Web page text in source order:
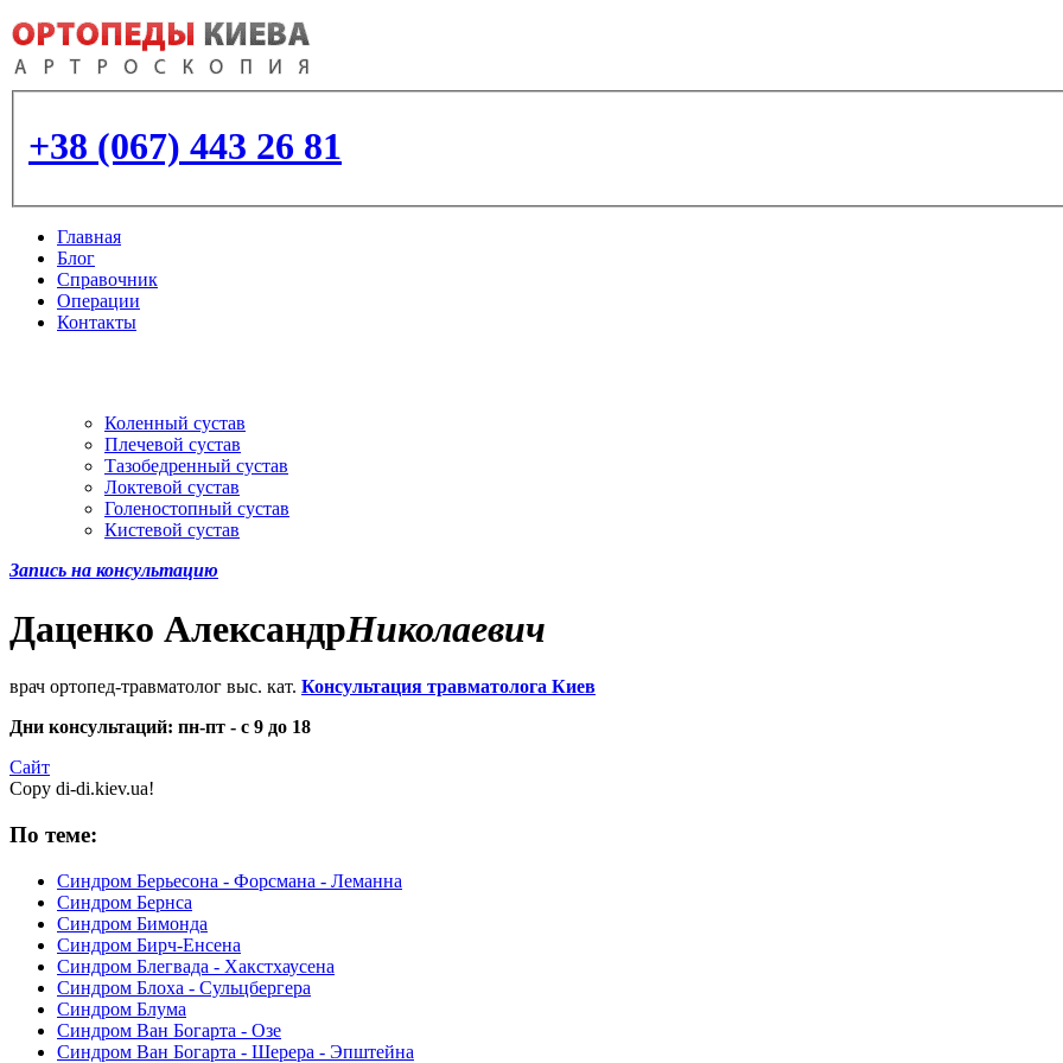
+38 (067) 443 26 81
Главная
Блог
Справочник
Операции
Контакты
Коленный сустав
Плечевой сустав
Тазобедренный сустав
Локтевой сустав
Голеностопный сустав
Кистевой сустав
Запись на консультацию
Даценко АлександрНиколаевич
врач ортопед-травматолог выс. кат. Консультация травматолога Киев
Дни консультаций: пн-пт - с 9 до 18
Сайт
Copy di-di.kiev.ua!
По теме:
Синдром Берьесона - Форсмана - Леманна
Синдром Бернса
Синдром Бимонда
Синдром Бирч-Енсена
Синдром Блегвада - Хакстхаусена
Синдром Блоха - Сульцбергера
Синдром Блума
Синдром Ван Богарта - Озе
Синдром Ван Богарта - Шерера - Эпштейна